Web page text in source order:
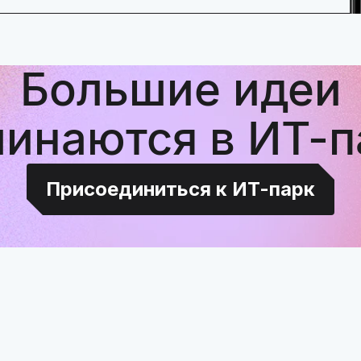
Большие идеи
в ИТ-
Присоединиться к ИТ-парк